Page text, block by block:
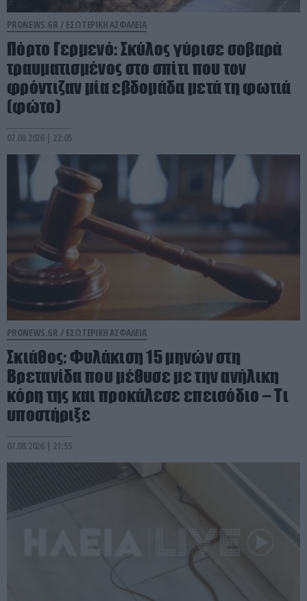
PRONEWS.GR / ΕΣΩΤΕΡΙΚΗ ΑΣΦΑΛΕΙΑ
Πόρτο Γερμενό: Σκύλος γύρισε σοβαρά
τραυματισμένος στο σπίτι που τον
φρόντιζαν μία εβδομάδα μετά τη φωτιά
(φώτο)
07.08.2026 | 22:05
PRONEWS.GR / ΕΣΩΤΕΡΙΚΗ ΑΣΦΑΛΕΙΑ
Σκιάθος: Φυλάκιση 15 μηνών στη
Βρετανίδα που μέθυσε με την ανήλικη
κόρη της και προκάλεσε επεισόδιο – Τι
υποστήριξε
07.08.2026 | 21:55